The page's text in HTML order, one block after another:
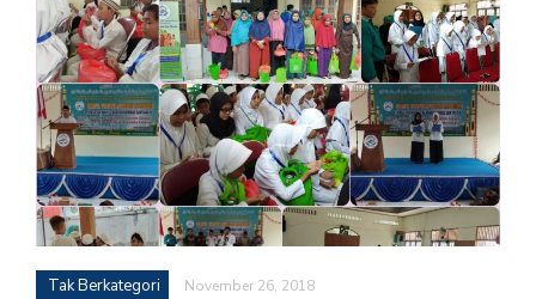
Tak Berkategori November 26, 2018